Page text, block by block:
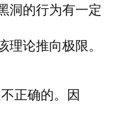
洞的行为有一定
论推向极限。
正确的。因